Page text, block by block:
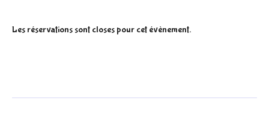
Les réservations sont closes pour cet évènement.